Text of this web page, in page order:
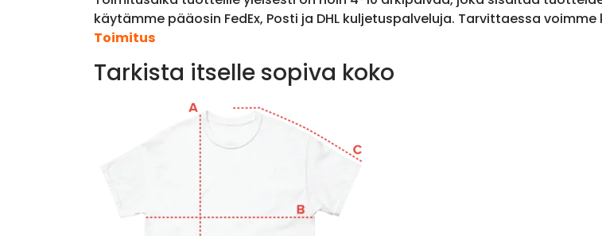
käytämme pääosin FedEx, Posti ja DHL kuljetuspalveluja. Tarvittaessa
Toimitus
Tarkista itselle sopiva koko